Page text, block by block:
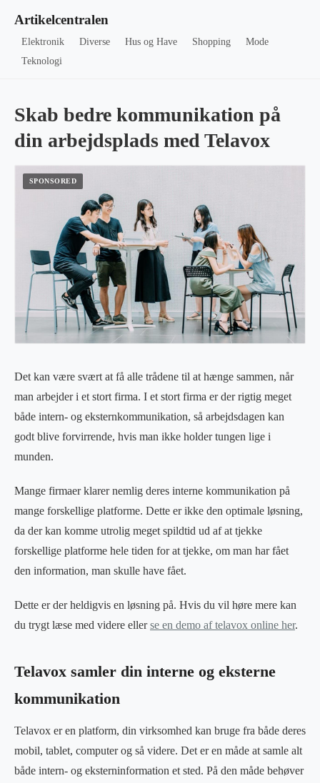
Artikelcentralen
Elektronik Diverse Hus og Have Shopping
Mode
Teknologi
Skab bedre kommunikation på
din arbejdsplads med Telavox
Det kan være svært at få alle trådene til at hænge sammen, når
man arbejder i et stort firma. I et stort firma er der rigtig meget
både intern- og eksternkommunikation, så arbejdsdagen kan
godt blive forvirrende, hvis man ikke holder tungen lige i
munden.
Mange firmaer klarer nemlig deres interne kommunikation på
mange forskellige platforme. Dette er ikke den optimale løsning,
da der kan komme utrolig meget spildtid ud af at tjekke
forskellige platforme hele tiden for at tjekke, om man har fået
den information, man skulle have fået.
Dette er der heldigvis en løsning på. Hvis du vil høre mere kan
du trygt læse med videre ellerse en demo af telavox online her.
Telavox samler din interne og eksterne
kommunikation
Telavox er en platform, din virksomhed kan bruge fra både deres
mobil, tablet, computer og så videre. Det er en måde at samle alt
både intern- og eksterninformation et sted. På den måde behøver